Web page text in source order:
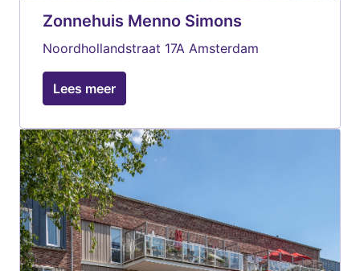
Zonnehuis Menno Simons
Noordhollandstraat 17A Amsterdam
Lees meer